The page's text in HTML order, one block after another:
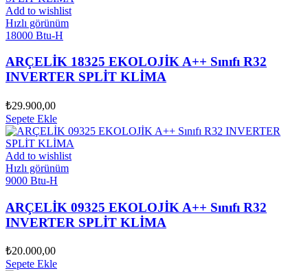
Add to wishlist
Hızlı görünüm
18000 Btu-H
ARÇELİK 18325 EKOLOJİK A++ Sınıfı R32
INVERTER SPLİT KLİMA
₺29.900,00
Sepete Ekle
Add to wishlist
Hızlı görünüm
9000 Btu-H
ARÇELİK 09325 EKOLOJİK A++ Sınıfı R32
INVERTER SPLİT KLİMA
₺20.000,00
Sepete Ekle